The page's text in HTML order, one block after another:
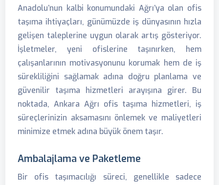
Anadolu’nun kalbi konumundaki Ağrı’ya olan ofis
taşıma ihtiyaçları, günümüzde iş dünyasının hızla
gelişen taleplerine uygun olarak artış gösteriyor.
İşletmeler, yeni ofislerine taşınırken, hem
çalışanlarının motivasyonunu korumak hem de iş
sürekliliğini sağlamak adına doğru planlama ve
güvenilir taşıma hizmetleri arayışına girer. Bu
noktada, Ankara Ağrı ofis taşıma hizmetleri, iş
süreçlerinizin aksamasını önlemek ve maliyetleri
minimize etmek adına büyük önem taşır.
Ambalajlama ve Paketleme
Bir ofis taşımacılığı süreci, genellikle sadece